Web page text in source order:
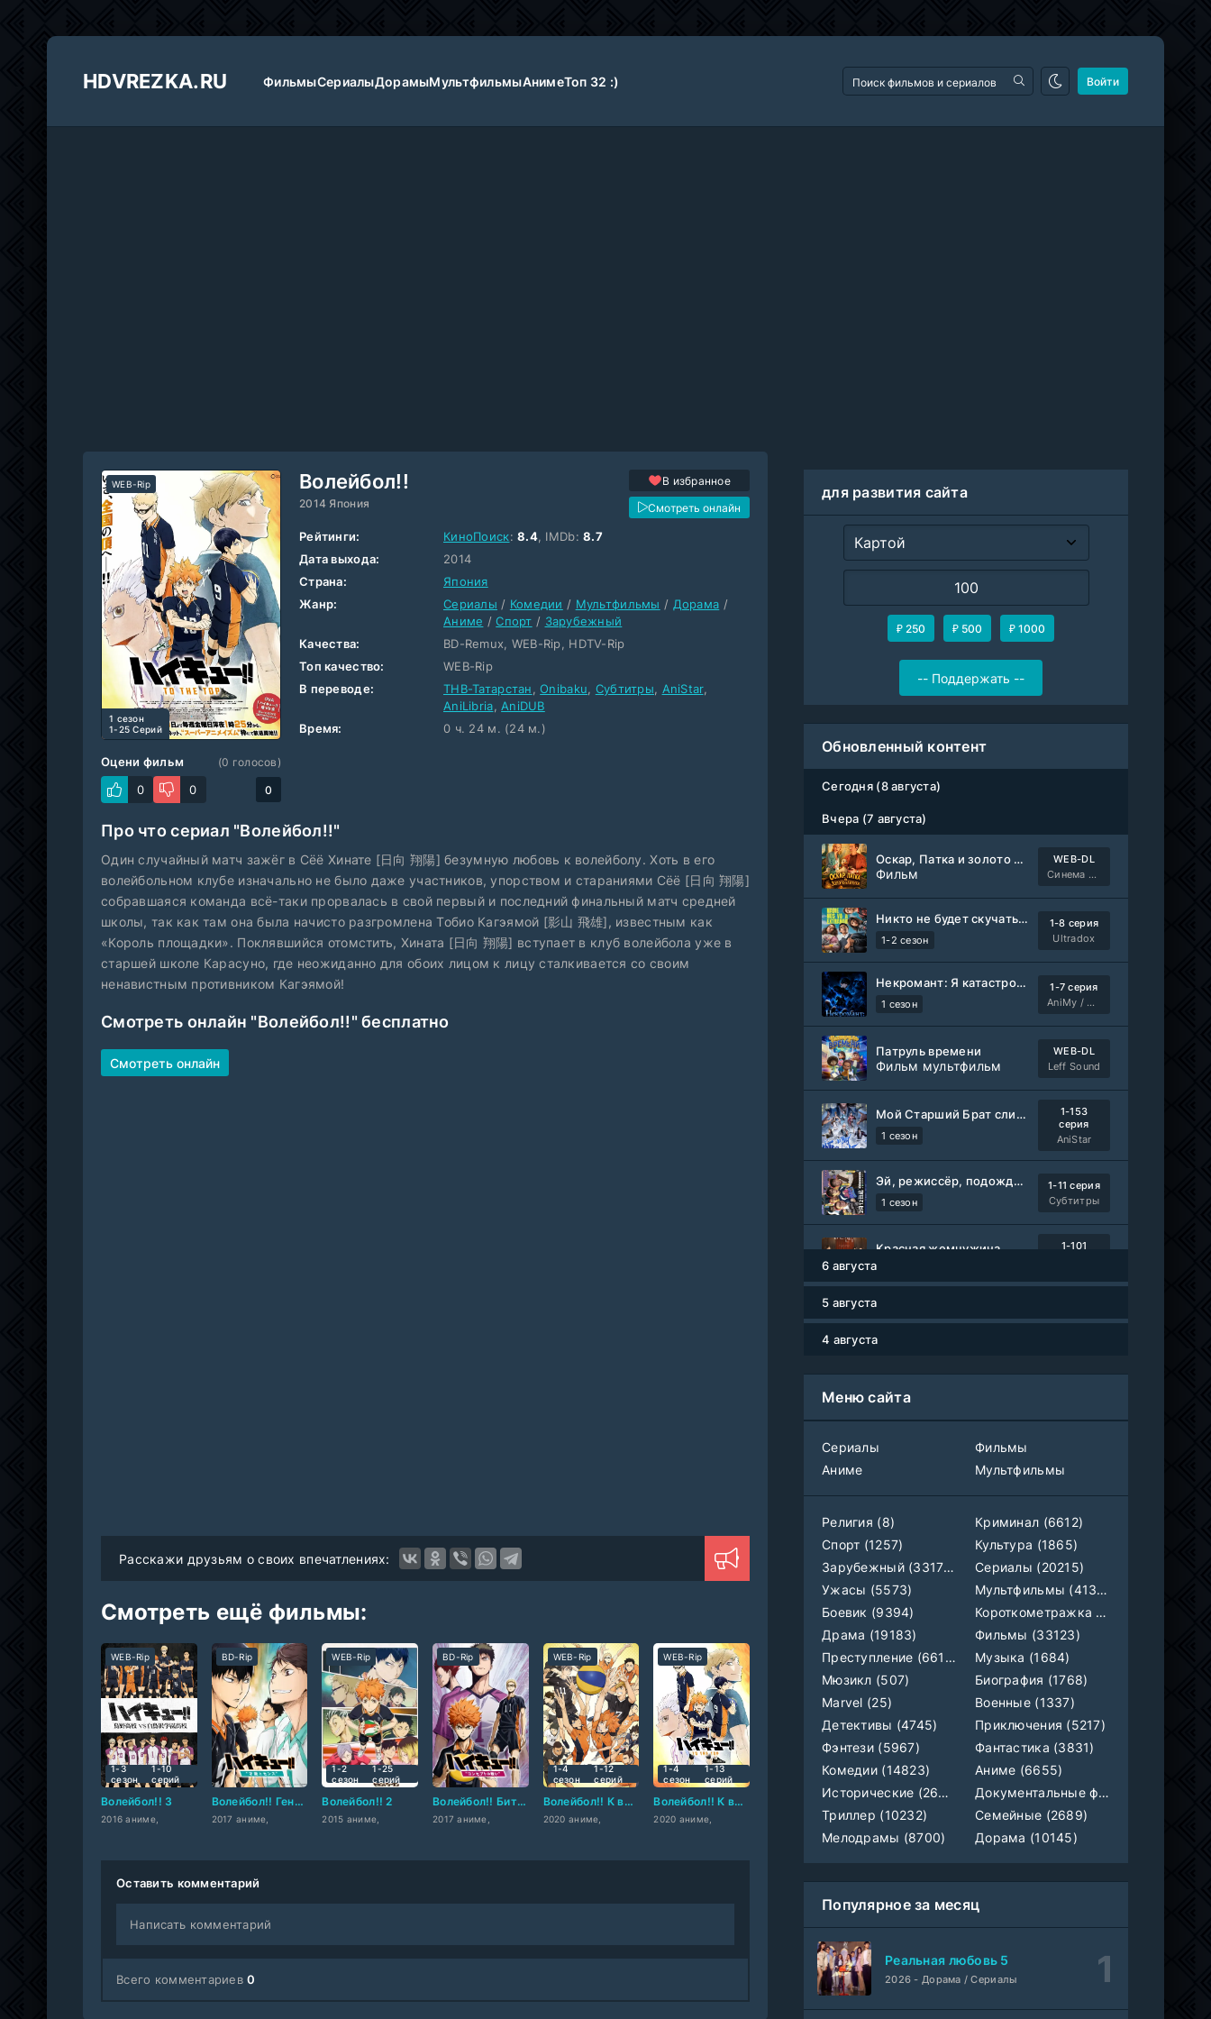
HDVREZKA.RU ФильмыСериалыДорамыМультфильмыАнимеТоп 32 :) Войти
Волейбол!!
2014 Япония
В избранное
Смотреть онлайн
WEB-Rip
1 cезон
1-25 Серий
Оцени фильм
0
0
(0 голосов)
0
Рейтинги: КиноПоиск:8.4, IMDb:8.7
Дата выхода:
2014
Страна:
Япония
Жанр:
Сериалы / Комедии / Мультфильмы / Дорама /
Аниме /Спорт / Зарубежный
Качества:
BD-Remux, WEB-Rip, HDTV-Rip
Топ качество:
WEB-Rip
В переводе:
ТНВ-Татарстан ,Onibaku, Субтитры, AniStar,
AniLibria, AniDUB
Время:
0 ч. 24 м. (24 м.)
Про что сериал "Волейбол!!"
Один случайный матч зажёг в Сёё Хинате [日向 翔陽] безумную любовь к волейболу. Хоть в его
волейбольном клубе изначально не было даже участников, упорством и стараниями Сёё [日向 翔陽]
собравшаяся команда всё-таки прорвалась в свой первый и последний финальный матч средней
школы, так как там она была начисто разгромлена Тобио Кагэямой [影山 飛雄], известным как
«Король площадки». Поклявшийся отомстить, Хината [日向 翔陽] вступает в клуб волейбола уже в
старшей школе Карасуно, где неожиданно для обоих лицом к лицу сталкивается со своим
ненавистным противником Кагэямой!
Смотреть онлайн "Волейбол!!" бесплатно
Смотреть онлайн
Расскажи друзьям о своих впечатлениях:
Смотреть ещё фильмы:
Волейбол!! 3
2016 аниме,
WEB-Rip
1-3
сезон
1-10
cерий
Волейбол!! Гений и чувство
2017 аниме,
BD-Rip
Волейбол!! 2
2015 аниме,
WEB-Rip
1-2
сезон
1-25
cерий
Волейбол!! Битва концепций
2017 аниме,
BD-Rip
Волейбол!! К вершине 2
2020 аниме,
WEB-Rip
1-4
сезон
1-12
cерий
Волейбол!! К вершине
2020 аниме,
WEB-Rip
1-4
сезон
1-13
cерий
Оставить комментарий
Написать комментарий
Всего комментариев0
для развития сайта
₽ 250 ₽ 500 ₽ 1000
Обновленный контент
Сегодня (8 августа)
Вчера (7 августа)
Оскар, Патка и золото Балтики
Фильм
WEB-DL
Синема УС
Никто не будет скучать по нам
1-2 сезон
1-8 серия
Ultradox
Некромант: Я катастрофа
1 сезон
1-7 серия
AniMy / RuChiMe
Патруль времени
Фильм мультфильм
WEB-DL
Leff Sound
Мой Старший Брат слишком стабилен
1 сезон
1-153
серия
AniStar
Эй, режиссёр, подождите!
1 сезон
1-11 серия
Субтитры
Красная жемчужина
1-101
1-8 серия
Власть в ночном городе. Книга третья: Юность Кэнена
1-5 сезон
Правила моей кухни
Фильм
KimchiTV
Счастливы ли мы?
Фильм
WEB-Rip
Синема УС
Любовь на розлив
Фильм
WEB-Rip
Ольмо
Фильм
WEB-Rip
@MUZOBOZ@
Наши счастливые дни
1 сезон
серия
Авто-Перевод
Последний повар
1-28
серия
Субтитры
Шугар
1-2 сезон
Свидания с Элис Перес
6 августа
5 августа
4 августа
Меню сайта
Сериалы
Фильмы
Аниме
Мультфильмы
Религия (8)
Криминал (6612)
Спорт (1257)
Культура (1865)
Зарубежный (33179)
Сериалы (20215)
Ужасы (5573)
Мультфильмы (4133)
Боевик (9394)
Короткометражка (700)
Драма (19183)
Фильмы (33123)
Преступление (6612)
Музыка (1684)
Мюзикл (507)
Биография (1768)
Marvel (25)
Военные (1337)
Детективы (4745)
Приключения (5217)
Фэнтези (5967)
Фантастика (3831)
Комедии (14823)
Аниме (6655)
Исторические (2658)
Документальные фильмы (1923)
Триллер (10232)
Семейные (2689)
Мелодрамы (8700)
Дорама (10145)
Популярное за месяц
Реальная любовь 5
2026 - Дорама / Сериалы